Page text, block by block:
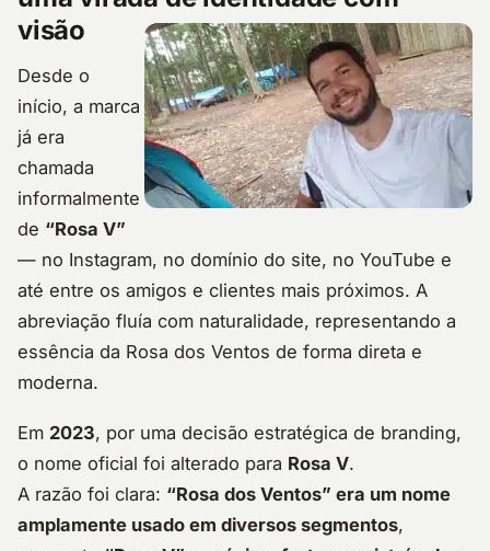
visão
Desde o
início, a marca
já era
chamada
informalmente
de “Rosa V”
— no Instagram, no domínio do site, no YouTube e
até entre os amigos e clientes mais próximos. A
abreviação fluía com naturalidade, representando a
essência da Rosa dos Ventos de forma direta e
moderna.
Em 2023, por uma decisão estratégica de branding,
o nome oficial foi alterado para Rosa V.
A razão foi clara: “Rosa dos Ventos” era um nome
amplamente usado em diversos segmentos,